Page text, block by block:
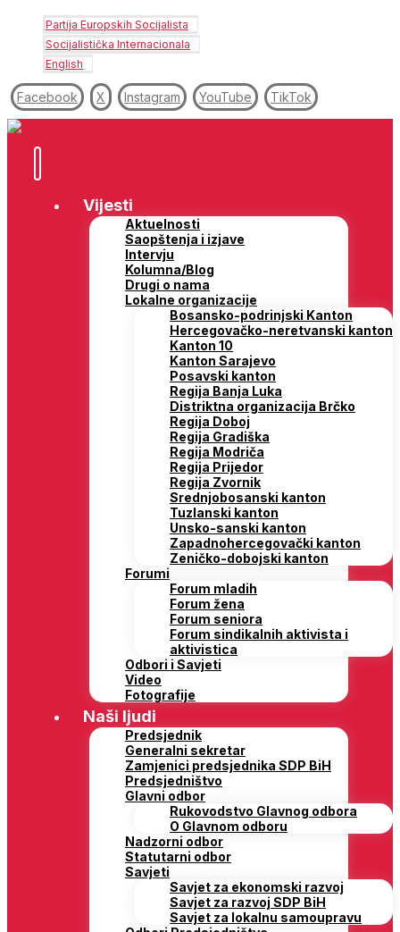
Partija Europskih Socijalista
Socijalistička Internacionala
English
Facebook X Instagram YouTube TikTok
Vijesti
Aktuelnosti
Saopštenja i izjave
Intervju
Kolumna/Blog
Drugi o nama
Lokalne organizacije
Bosansko-podrinjski Kanton
Hercegovačko-neretvanski kanton
Kanton 10
Kanton Sarajevo
Posavski kanton
Regija Banja Luka
Distriktna organizacija Brčko
Regija Doboj
Regija Gradiška
Regija Modriča
Regija Prijedor
Regija Zvornik
Srednjobosanski kanton
Tuzlanski kanton
Unsko-sanski kanton
Zapadnohercegovački kanton
Zeničko-dobojski kanton
Forumi
Forum mladih
Forum žena
Forum seniora
Forum sindikalnih aktivista i
aktivistica
Odbori i Savjeti
Video
Fotografije
Naši ljudi
Predsjednik
Generalni sekretar
Zamjenici predsjednika SDP BiH
Predsjedništvo
Glavni odbor
Rukovodstvo Glavnog odbora
O Glavnom odboru
Nadzorni odbor
Statutarni odbor
Savjeti
Savjet za ekonomski razvoj
Savjet za razvoj SDP BiH
Savjet za lokalnu samoupravu